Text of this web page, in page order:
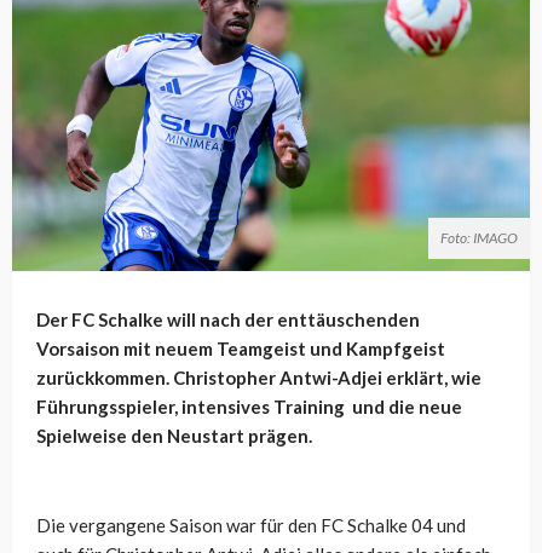
Foto: IMAGO
Der FC Schalke will nach der enttäuschenden
Vorsaison mit neuem Teamgeist und Kampfgeist
zurückkommen. Christopher Antwi-Adjei erklärt, wie
Führungsspieler, intensives Training und die neue
Spielweise den Neustart prägen.
Die vergangene Saison war für den FC Schalke 04 und